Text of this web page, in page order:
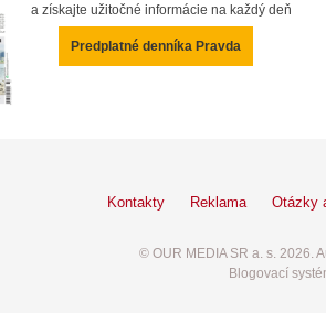
a získajte užitočné informácie na každý deň
Predplatné denníka Pravda
Kontakty Reklama Otázky
© OUR MEDIA SR a. s. 2026.
Blogovací